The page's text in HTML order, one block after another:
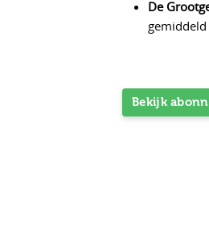
De
Bekijk